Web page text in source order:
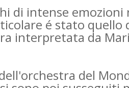
di intense emozioni
é stato quello
interpretata da
del